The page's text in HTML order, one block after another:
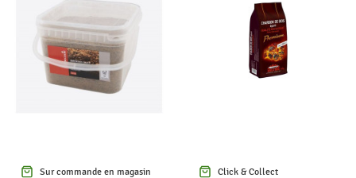
Sur commande en magasin Click & Collect